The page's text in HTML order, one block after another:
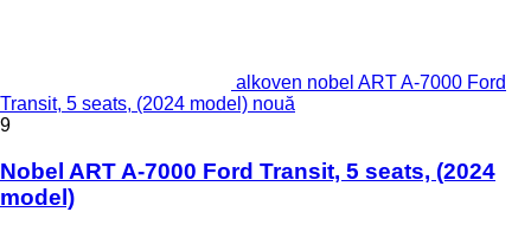
alkoven nobel ART A-7000 Ford
Transit, 5 seats, (2024 model) nouă
9
Nobel ART A-7000 Ford Transit, 5 seats, (2024
model)